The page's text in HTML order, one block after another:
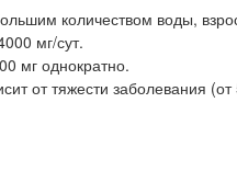
количеством воды,
мг/сут.
мг однократно.
от тяжести заболевания